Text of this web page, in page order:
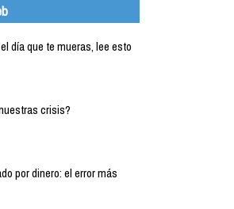
día que te mueras, lee esto
crisis?
por dinero: el error más